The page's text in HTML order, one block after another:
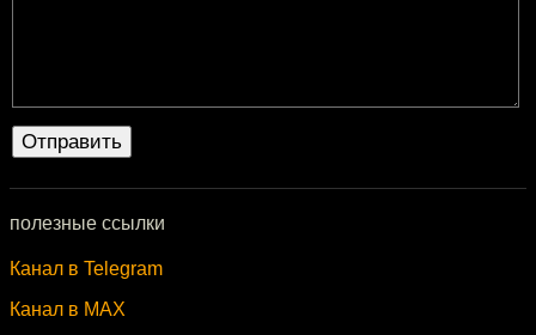
полезные ссылки
Канал в Telegram
Канал в MAX